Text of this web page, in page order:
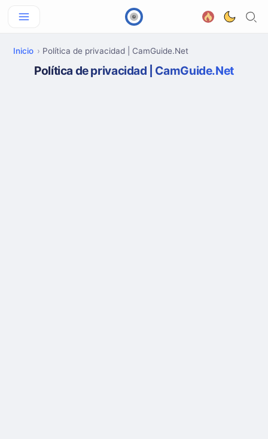
Inicio Política de privacidad | CamGuide.Net
Política de privacidad | CamGuide.Net